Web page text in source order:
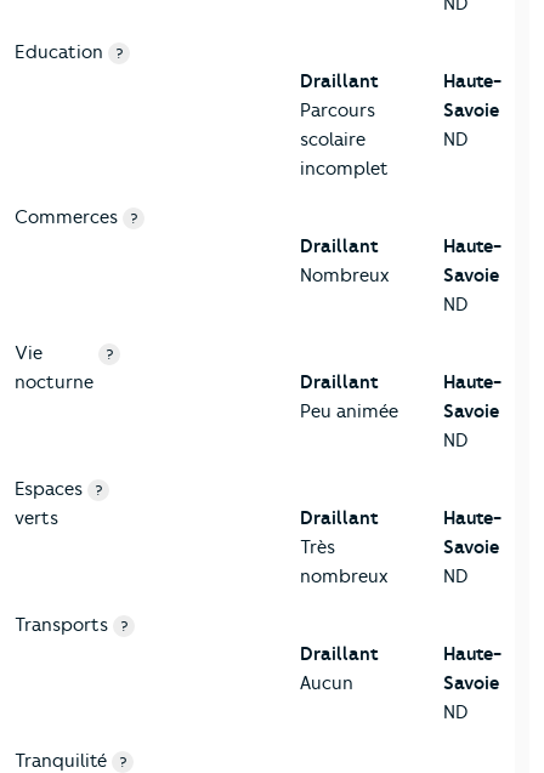
Education ?
Draillant
Parcours
scolaire
incomplet
Haute-
Savoie
ND
Commerces ?
Draillant
Nombreux
Haute-
Savoie
ND
Vie
nocturne
?
Draillant
Peu animée
Haute-
Savoie
ND
Espaces
verts
?
Draillant
Très
nombreux
Haute-
Savoie
ND
Transports ?
Draillant
Aucun
Haute-
Savoie
ND
Tranquilité ?